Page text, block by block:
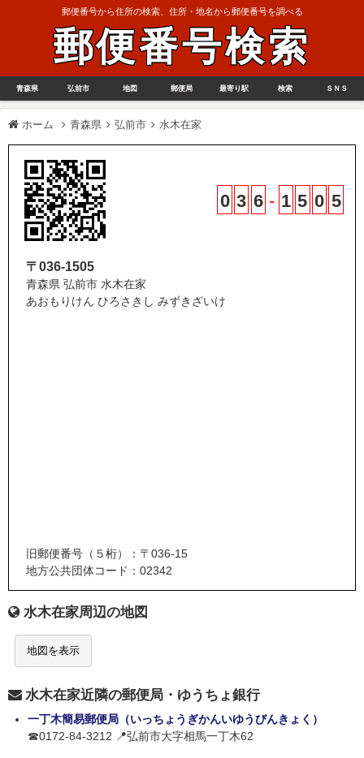
郵便番号から住所の検索、住所・地名から郵便番号を調べる
郵便番号検索
青森県 弘前市 地図 郵便局 最寄り駅 検索 ＳＮＳ
ホーム 青森県 弘前市 水木在家
0 3 6 - 1 5 0 5
〒036-1505
青森県 弘前市 水木在家
あおもりけん ひろさきし みずきざいけ
旧郵便番号（５桁）：〒036-15
地方公共団体コード：02342
水木在家周辺の地図
地図を表示
水木在家近隣の郵便局・ゆうちょ銀行
一丁木簡易郵便局（いっちょうぎかんいゆうびんきょく）
☎0172-84-3212 📍弘前市大字相馬一丁木62